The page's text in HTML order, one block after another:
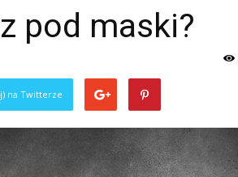
pod maski?
na Twitterze